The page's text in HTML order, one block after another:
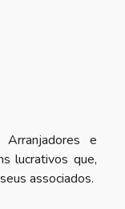
e
lucrativos que,
associados.